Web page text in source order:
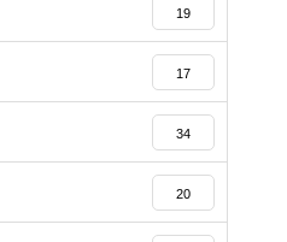
19
17
34
20